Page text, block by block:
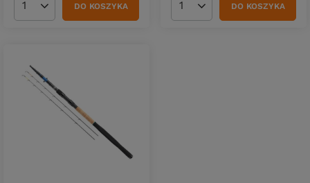
Ilość produktówDO KOSZYKA Ilość produktówDO KOSZYKA